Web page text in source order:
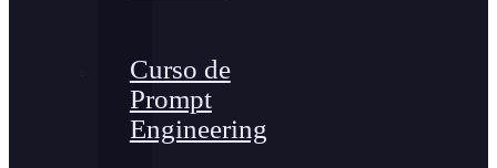
Curso de
Prompt
Engineering